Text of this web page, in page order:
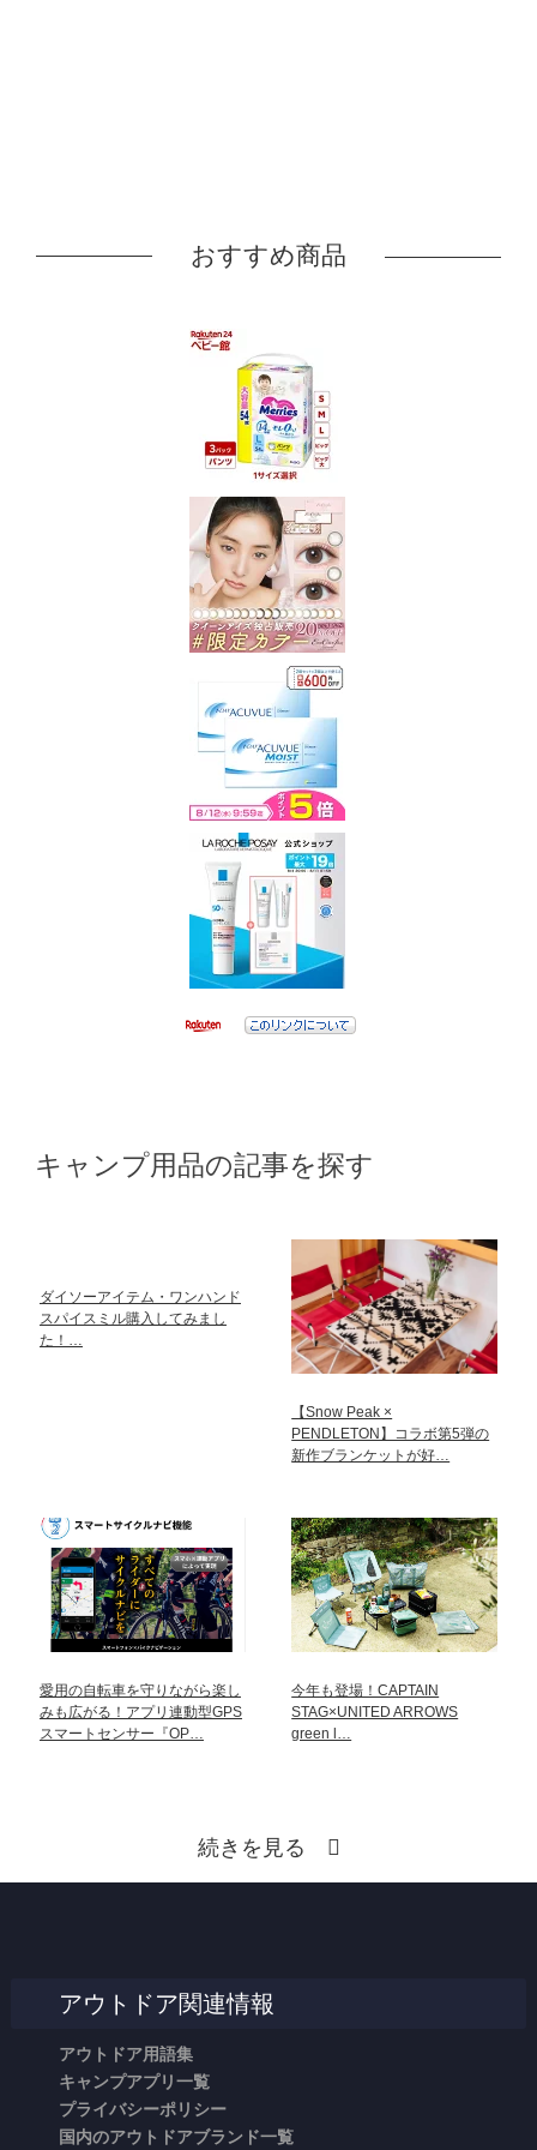
おすすめ商品
キャンプ用品の記事を探す
ダイソーアイテム・ワンハンド
スパイスミル購入してみまし
た！…
【Snow Peak ×
PENDLETON】コラボ第5弾の
新作ブランケットが好…
愛用の自転車を守りながら楽し
みも広がる！アプリ連動型GPS
スマートセンサー『OP…
今年も登場！CAPTAIN
STAG×UNITED ARROWS
green l…
続きを見る
アウトドア関連情報
アウトドア用語集
キャンプアプリ一覧
プライバシーポリシー
国内のアウトドアブランド一覧